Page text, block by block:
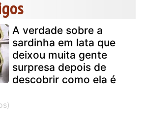
A verdade sobre a
sardinha em lata que
deixou muita gente
surpresa depois de
descobrir como ela é